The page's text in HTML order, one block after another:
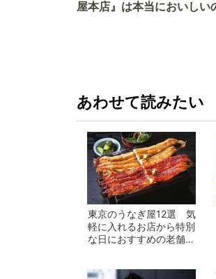
屋本店』は本当においしい
あわせて読みたい
東京のうなぎ屋12選 気
軽に入れるお店から特別
な日におすすめの老舗ま